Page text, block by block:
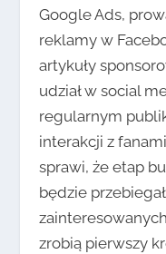
Google Ads,
reklamy w
artykuły
udział w social
regularnym
interakcji z
sprawi, że etap
będzie
zrobią pierwszy